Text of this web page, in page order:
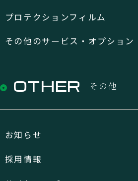
プロテクションフィルム
その他のサービス・オプション
OTHER その他
お知らせ
採用情報